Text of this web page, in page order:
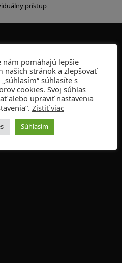
prístup
nám pomáhajú lepšie
našich stránok a zlepšovať
súhlasíte s
cookies. Svoj súhlas
alebo upraviť nastavenia
Zistiť viac
Súhlasím